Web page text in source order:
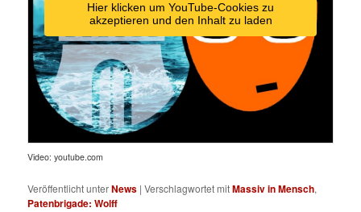
Hier klicken um YouTube-Cookies zu
akzeptieren und den Inhalt zu laden
Video: youtube.com
Veröffentlicht unterNews |Verschlagwortet mitMassiv in Mensch,
Patenbrigade: Wolff